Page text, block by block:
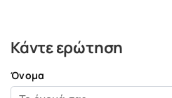
Κάντε ερώτηση
Όνομα